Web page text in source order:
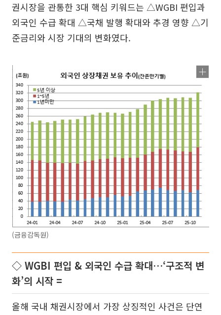
권시장을 관통한 3대 핵심 키워드는 △WGBI 편입과
외국인 수급 확대 △국채 발행 확대와 추경 영향 △기
준금리와 시장 기대의 변화였다.
(금융감독원)
◇ WGBI 편입 & 외국인 수급 확대…‘구조적 변
화’의 시작 =
올해 국내 채권시장에서 가장 상징적인 사건은 단연